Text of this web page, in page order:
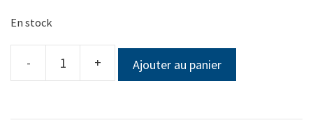
En stock
- + Ajouter au panier